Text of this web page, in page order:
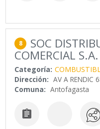
8 SOC
COMERCIAL S.A.
Categoría:
Dirección: AV A RENDIC
Comuna: Antofagasta
